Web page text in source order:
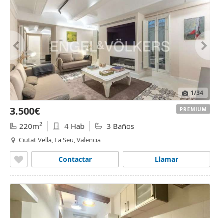
1/34
3.500€
220m2 4 Hab 3 Baños
Ciutat Vella, La Seu, Valencia
Llamar
Contactar
PREMIUM